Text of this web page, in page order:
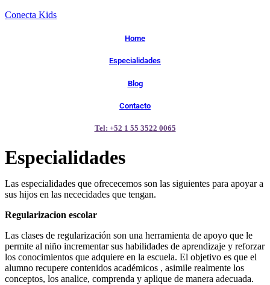
Conecta Kids
Home
Especialidades
Blog
Contacto
Tel: +52 1 55 3522 0065
Especialidades
Las especialidades que ofrececemos son las siguientes para apoyar a
sus hijos en las nececidades que tengan.
Regularizacion escolar
Las clases de regularización son una herramienta de apoyo que le
permite al niño incrementar sus habilidades de aprendizaje y reforzar
los conocimientos que adquiere en la escuela. El objetivo es que el
alumno recupere contenidos académicos , asimile realmente los
conceptos, los analice, comprenda y aplique de manera adecuada.